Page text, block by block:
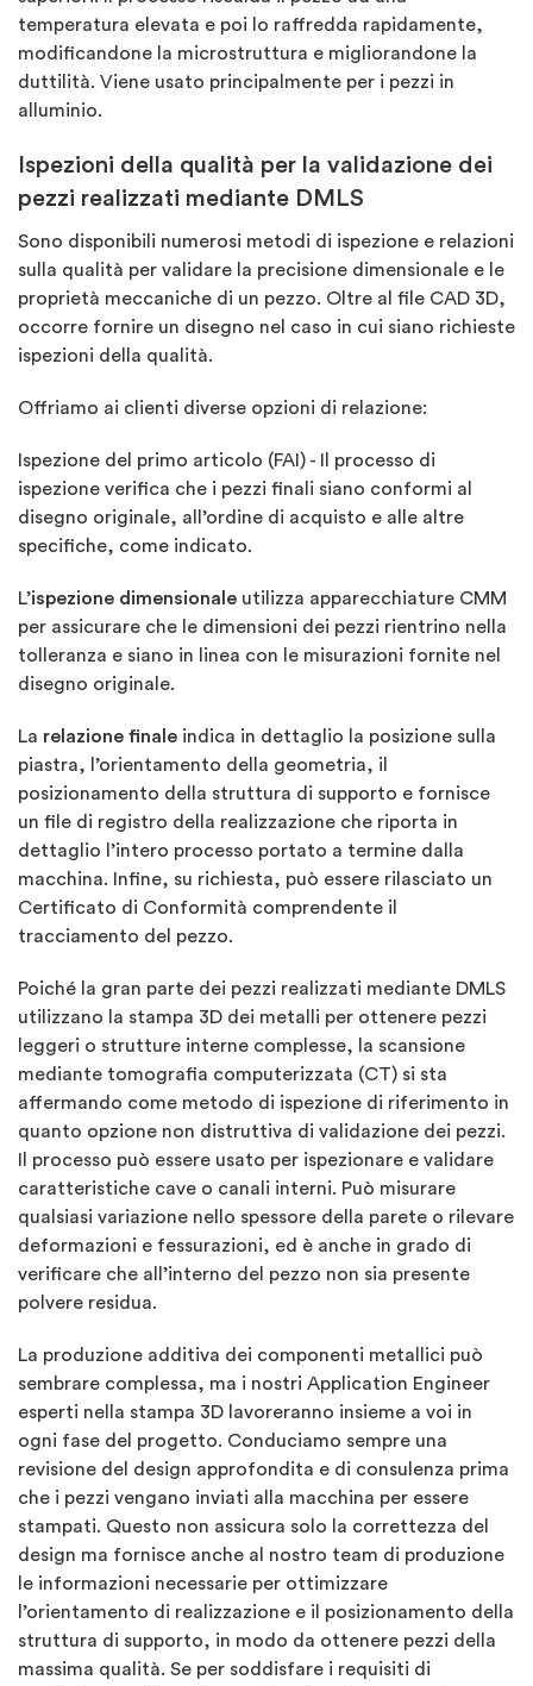
temperatura elevata e poi lo raffredda rapidamente,
modificandone la microstruttura e migliorandone la
duttilità. Viene usato principalmente per i pezzi in
alluminio.
Ispezioni della qualità per la validazione dei
pezzi realizzati mediante DMLS
Sono disponibili numerosi metodi di ispezione e relazioni
sulla qualità per validare la precisione dimensionale e le
proprietà meccaniche di un pezzo. Oltre al file CAD 3D,
occorre fornire un disegno nel caso in cui siano richieste
ispezioni della qualità.
Offriamo ai clienti diverse opzioni di relazione:
Ispezione del primo articolo (FAI) - Il processo di
ispezione verifica che i pezzi finali siano conformi al
disegno originale, all’ordine di acquisto e alle altre
specifiche, come indicato.
L’ispezione dimensionale utilizza apparecchiature CMM
per assicurare che le dimensioni dei pezzi rientrino nella
tolleranza e siano in linea con le misurazioni fornite nel
disegno originale.
La relazione finale indica in dettaglio la posizione sulla
piastra, l’orientamento della geometria, il
posizionamento della struttura di supporto e fornisce
un file di registro della realizzazione che riporta in
dettaglio l’intero processo portato a termine dalla
macchina. Infine, su richiesta, può essere rilasciato un
Certificato di Conformità comprendente il
tracciamento del pezzo.
Poiché la gran parte dei pezzi realizzati mediante DMLS
utilizzano la stampa 3D dei metalli per ottenere pezzi
leggeri o strutture interne complesse, la scansione
mediante tomografia computerizzata (CT) si sta
affermando come metodo di ispezione di riferimento in
quanto opzione non distruttiva di validazione dei pezzi.
Il processo può essere usato per ispezionare e validare
caratteristiche cave o canali interni. Può misurare
qualsiasi variazione nello spessore della parete o rilevare
deformazioni e fessurazioni, ed è anche in grado di
verificare che all’interno del pezzo non sia presente
polvere residua.
La produzione additiva dei componenti metallici può
sembrare complessa, ma i nostri Application Engineer
esperti nella stampa 3D lavoreranno insieme a voi in
ogni fase del progetto. Conduciamo sempre una
revisione del design approfondita e di consulenza prima
che i pezzi vengano inviati alla macchina per essere
stampati. Questo non assicura solo la correttezza del
design ma fornisce anche al nostro team di produzione
le informazioni necessarie per ottimizzare
l’orientamento di realizzazione e il posizionamento della
struttura di supporto, in modo da ottenere pezzi della
massima qualità. Se per soddisfare i requisiti di